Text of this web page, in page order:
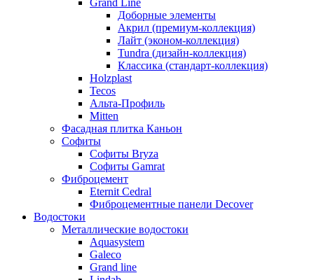
Доборные элементы
Акрил (премиум-коллекция)
Лайт (эконом-коллекция)
Tundra (дизайн-коллекция)
Классика (стандарт-коллекция)
Holzplast
Tecos
Альта-Профиль
Mitten
Фасадная плитка Каньон
Софиты
Софиты Bryza
Софиты Gamrat
Фиброцемент
Eternit Cedral
Фиброцементные панели Decover
Водостоки
Металлические водостоки
Aquasystem
Galeco
Grand line